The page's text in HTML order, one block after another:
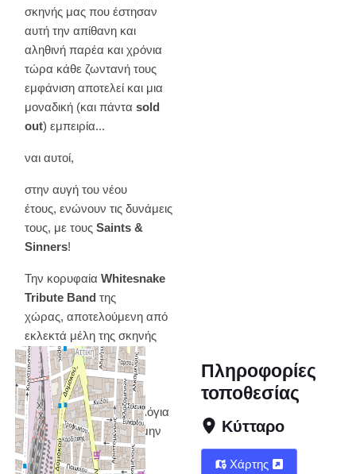
σκηνής μας που έστησαν
αυτή την απίθανη και
αληθινή παρέα και χρόνια
τώρα κάθε ζωντανή τους
εμφάνιση αποτελεί και μια
μοναδική (και πάντα sold
out) εμπειρία...
ναι αυτοί,
στην αυγή του νέου
έτους, ενώνουν τις δυνάμεις
τους, με τους Saints &
Sinners!
Την κορυφαία Whitesnake
Tribute Band της
χώρας, αποτελούμενη από
εκλεκτά μέλη της σκηνής
μαςγνωστή για τις
Liveάρες τηςκαι τις
..συλλεκτικές τις
εμφανίσεις..(με λίγα λόγια
.. όταν τους πετύχετε, μην
τους χάσετε..!)
Πληροφορίες
τοποθεσίας
Κύτταρο
Χάρτης